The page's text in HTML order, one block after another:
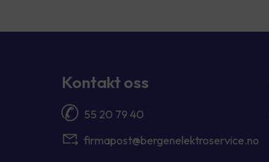
Kontakt oss
55 20 79 40
firmapost@bergenelektroservice.no